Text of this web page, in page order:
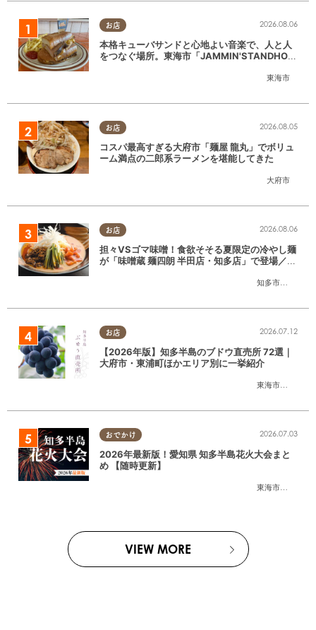
お店
東海市
2026.08.06
本格キューバサンドと心地よい音楽で、人と人
をつなぐ場所。東海市「JAMMIN'STANDHOU
お店
大府市
2026.08.05
コスパ最高すぎる大府市「麺屋 龍丸」でボリュ
ーム満点の二郎系ラーメンを堪能してきた
お店
知多市
,半田市
2026.08.06
担々VSゴマ味噌！食欲そそる夏限定の冷やし麺
が「味噌蔵 麺四朗 半田店・知多店」で登場／ち
お店
東海市
,大府市
2026.07.12
【2026年版】知多半島のブドウ直売所 72選｜
大府市・東浦町ほかエリア別に一挙紹介
おでかけ
東海市
,大府市
2026.07.03
2026年最新版！愛知県 知多半島花火大会まと
め 【随時更新】
VIEW MORE